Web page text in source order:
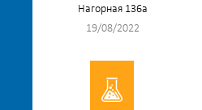
Нагорная 136а
19/08/2022